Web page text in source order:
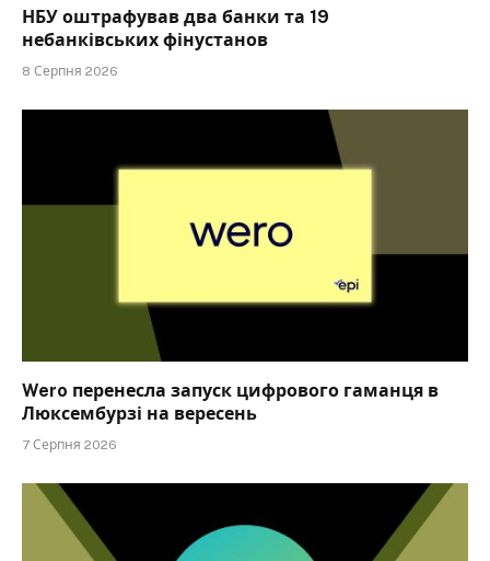
НБУ оштрафував два банки та 19
небанківських фінустанов
8 Серпня 2026
Wero перенесла запуск цифрового гаманця в
Люксембурзі на вересень
7 Серпня 2026